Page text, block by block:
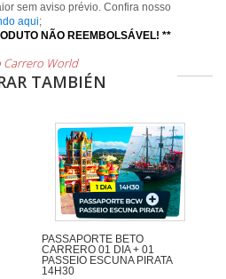
sem aviso prévio. Confira nosso
aqui;
NÃO REEMBOLSÁVEL! **
Carrero World
TAMBIÉN
PASSAPORTE BETO
CARRERO 01 DIA + 01
PASSEIO ESCUNA PIRATA
14H30